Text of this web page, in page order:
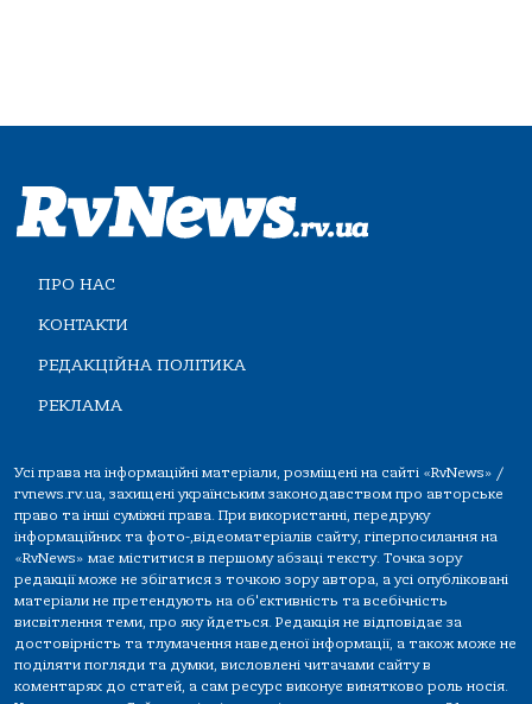
ПРО НАС
КОНТАКТИ
РЕДАКЦІЙНА ПОЛІТИКА
РЕКЛАМА
Усі права на інформаційні матеріали, розміщені на сайті «RvNews» /
rvnews.rv.ua, захищені українським законодавством про авторське
право та інші суміжні права. При використанні, передруку
інформаційних та фото-,відеоматеріалів сайту, гіперпосилання на
«RvNews» має міститися в першому абзаці тексту. Точка зору
редакції може не збігатися з точкою зору автора, а усі опубліковані
матеріали не претендують на об'єктивність та всебічність
висвітлення теми, про яку йдеться. Редакція не відповідає за
достовірність та тлумачення наведеної інформації, а також може не
поділяти погляди та думки, висловлені читачами сайту в
коментарях до статей, а сам ресурс виконує винятково роль носія.